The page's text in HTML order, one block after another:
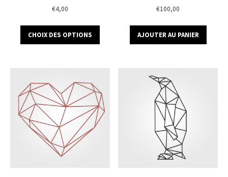
€4,00
CHOIX DES OPTIONS
Ce
options
peuvent
être
€100,00
AJOUTER AU PANIER